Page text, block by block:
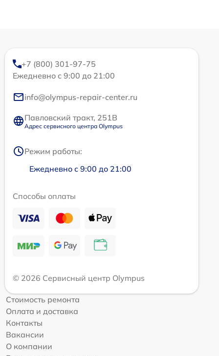
+7 (800) 301-97-75
Ежедневно с 9:00 до 21:00
info@olympus-repair-center.ru
Павловский тракт, 251В
Адрес сервисного центра Olympus
Режим работы:
Ежедневно с 9:00 до 21:00
Способы оплаты
© 2026 Сервисный центр Olympus
Стоимость ремонта
Оплата и доставка
Контакты
Вакансии
О компании